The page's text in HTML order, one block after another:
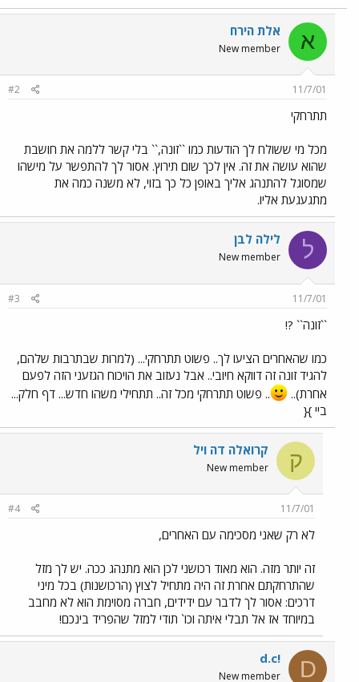
א אלת הירח
New member
11/7/01
#2
תתרחקי
מכל מי ששולח לך הודעות כמו ``זונה,`` בלי קשר ללמה את חושבת
שהוא עושה את זה. אין לכך שום תירוץ. אסור לך להתפשר על מישהו
שמסוגל להתנהג אליך באופן כל כך בזוי, לא משנה כמה את
מתגעגעת אליו.
ל לילה לבן
New member
11/7/01
#3
``זונה`` ?!
כמו שהאחרים הציעו לך.. פשוט תתרחקי... (למרות שבתרבות שלהם,
להגיד זונה זה דווקא חיובי.. אבל נעזוב את הויכוח הגזעני הזה לפעם
אחרת)..
.. פשוט תתרחקי מכל זה.. תתחילי משהו חדש... דף חלק...
ביי }{
ק קרואלה דה ויל
New member
11/7/01
#4
לא רק שאני מסכימה עם האחרים,
זה יותר מזה. הוא מאוד רכושני לכן הוא מתנהג ככה. יש לך מזל
שהתרחקתם אחרת זה היה מתחיל לצוץ (הרכושנות) בכל מיני
דרכים: אסור לך לדבר עם ידידים, חברה מסוימת הוא לא מחבב
במיוחד אז אל תבלי איתה וכו` תודי למזל שהפריד בינכם!
D
d.c!
New member